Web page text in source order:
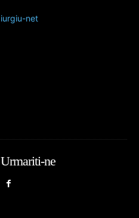
Urmariti-ne